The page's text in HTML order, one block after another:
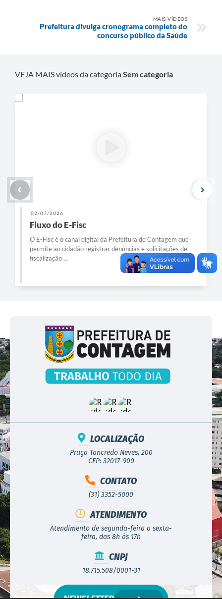
MAIS VÍDEOS
Prefeitura divulga cronograma completo do
concurso público da Saúde
VEJA MAIS vídeos da categoriaSem categoria
02/07/2026
Fluxo do E-Fisc
O E-Fisc é o canal digital da Prefeitura de Contagem que
permite ao cidadão registrar denúncias e solicitações de
fiscalização ...
LOCALIZAÇÃO
Praça Tancredo Neves, 200
CEP: 32017-900
CONTATO
(31) 3352-5000
ATENDIMENTO
Atendimento de segunda-feira a sexta-
feira, das 8h às 17h
CNPJ
18.715.508/0001-31